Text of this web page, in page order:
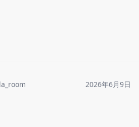
2026年6月9日